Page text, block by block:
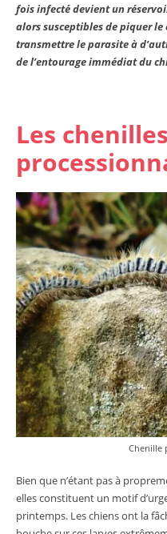
fois infecté devient un
alors susceptibles de piquer
transmettre le parasite à
de l’entourage immédiat du
Les chenilles
Chenille
Bien que n’étant pas à
elles constituent un motif
printemps. Les chiens ont la